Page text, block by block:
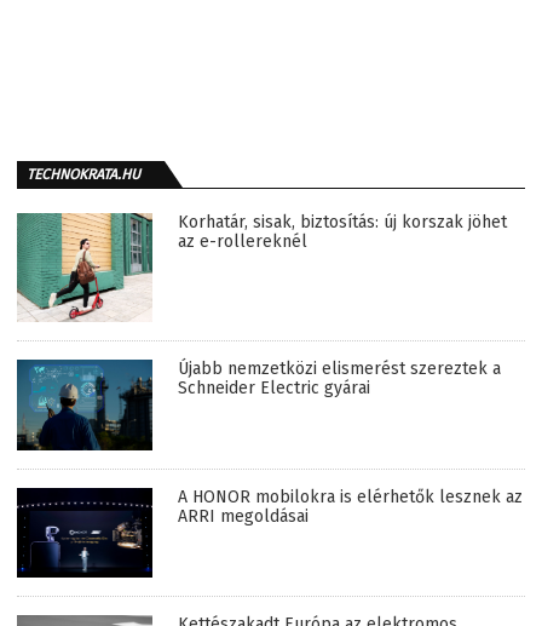
TECHNOKRATA.HU
Korhatár, sisak, biztosítás: új korszak jöhet
az e-rollereknél
Újabb nemzetközi elismerést szereztek a
Schneider Electric gyárai
A HONOR mobilokra is elérhetők lesznek az
ARRI megoldásai